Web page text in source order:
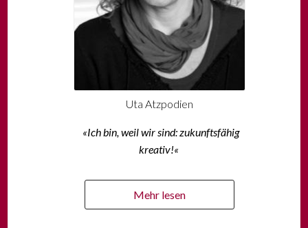
Uta Atzpodien
«Ich bin, weil wir sind: zukunftsfähig
kreativ!«
Mehr lesen